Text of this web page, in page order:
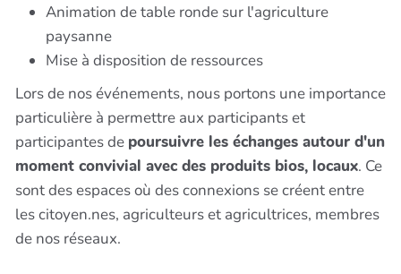
Animation de table ronde sur l'agriculture
paysanne
Mise à disposition de ressources
Lors de nos événements, nous portons une importance
particulière à permettre aux participants et
participantes de poursuivre les échanges autour d'un
moment convivial avec des produits bios, locaux. Ce
sont des espaces où des connexions se créent entre
les citoyen.nes, agriculteurs et agricultrices, membres
de nos réseaux.